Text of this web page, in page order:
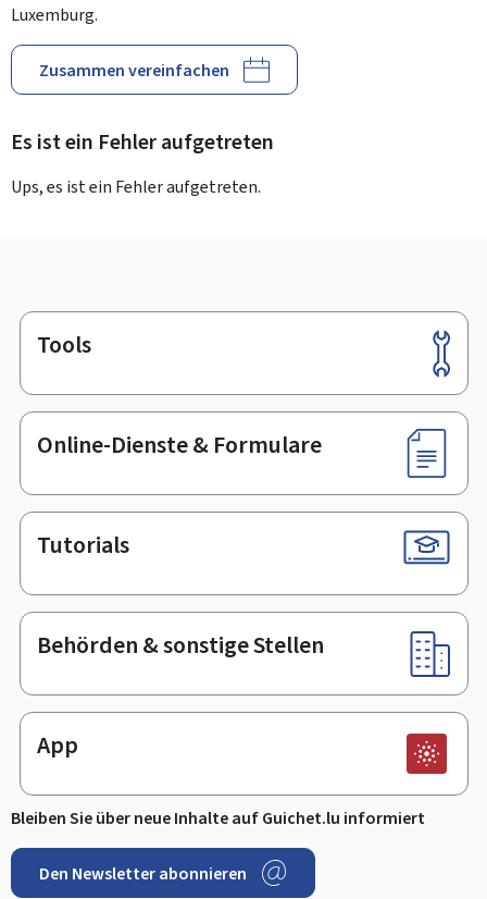
Luxemburg.
Zusammen vereinfachen
Es ist ein Fehler aufgetreten
Ups, es ist ein Fehler aufgetreten.
Footer
Tools
Online-Dienste & Formulare
Tutorials
Behörden & sonstige Stellen
App
Bleiben Sie über neue Inhalte auf Guichet.lu informiert
Den Newsletter abonnieren